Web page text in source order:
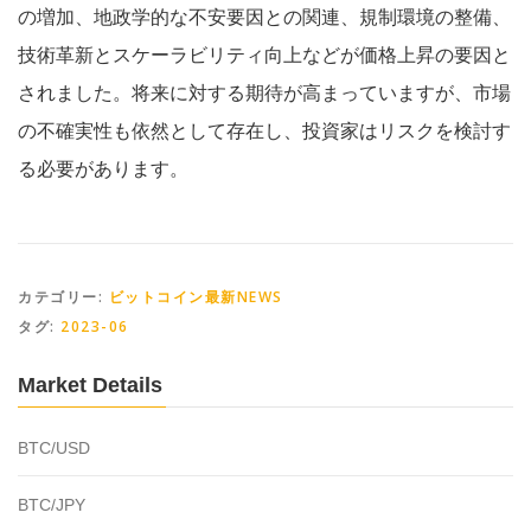
の増加、地政学的な不安要因との関連、規制環境の整備、
技術革新とスケーラビリティ向上などが価格上昇の要因と
されました。将来に対する期待が高まっていますが、市場
の不確実性も依然として存在し、投資家はリスクを検討す
る必要があります。
カテゴリー: ビットコイン最新NEWS
タグ: 2023-06
Market Details
BTC/USD
BTC/JPY